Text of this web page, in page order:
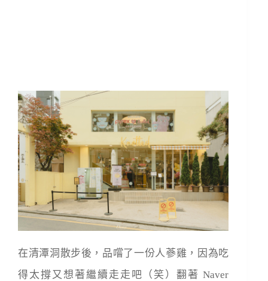
在清潭洞散步後，品嚐了一份人蔘雞，因為吃
得太撐又想著繼續走走吧（笑）翻著 Naver